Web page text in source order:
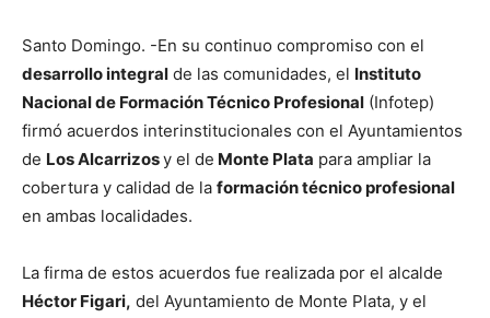
Santo Domingo. -En su continuo compromiso con el
desarrollo integral de las comunidades, el Instituto
Nacional de Formación Técnico Profesional (Infotep)
firmó acuerdos interinstitucionales con el Ayuntamientos
de Los Alcarrizosy el de Monte Plata para ampliar la
cobertura y calidad de la formación técnico profesional
en ambas localidades.
La firma de estos acuerdos fue realizada por el alcalde
Héctor Figari, del Ayuntamiento de Monte Plata, y el